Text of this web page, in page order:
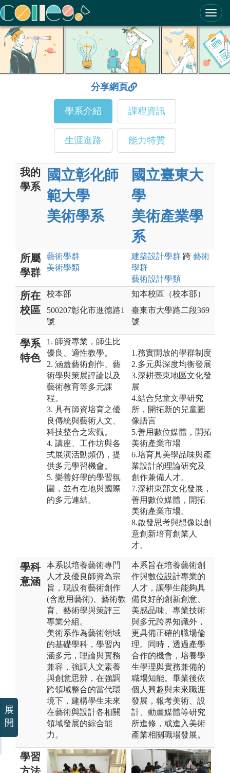
ColleGo! 大學選才與高中育才輔助系統
分享網頁
學系介紹 課程資訊
生涯進路 能力特質
我的
學系
國立彰化師
範大學
美術學系
國立臺東大
學
美術產業學
系
所屬
學群
藝術學群
美術學類
建築設計學群 跨 藝術
學群
藝術設計學類
所在
校區
校本部
500207彰化市進德路1
號
知本校區（校本部）
臺東市大學路二段369
號
學系
特色
1. 師資專業，師生比
優良、適性教學。
2. 涵蓋藝術創作、藝
術學與策展評論以及
藝術教育等多元課
程。
3. 具有師資培育之優
良傳統與藝術人文、
科技整合之宏觀。
4. 講座、工作坊與各
式展演活動頻仍，提
供多元學習機會。
5. 樂善好學的學習氛
圍，並有在地與國際
的多元連結。
1.務實開放的學群制度
2.多元與深度均衡發展
3.深耕臺東地區文化發
展
4.結合兒童文學研究
所，開拓新的兒童圖
像語言
5.善用數位媒體，開拓
美術產業市場
6.培育具美學品味與產
業設計的理論研究及
創作兼備人才。
7.深耕東部文化發展，
善用數位媒體，開拓
美術產業市場。
8.啟發思考與想像以創
意創新培育創業人
才。
學科
意涵
本系以培養藝術專門
人才及優良師資為宗
旨，現設有藝術創作
(含應用藝術)、藝術教
育、藝術學與策評三
專業分組。
美術系作為藝術領域
的基礎學科，學習內
涵多元，理論與實務
兼容，強調人文素養
與創意思辨，在強調
跨領域整合的當代環
境下，建構學生未來
在藝術與設計各相關
領域發展的綜合能
力。
本系旨在培養藝術創
作與數位設計專業的
人才，讓學生能夠具
備良好的創新創意、
美感品味、專業技術
與多元跨界知識外，
更具備正確的職場倫
理。同時，透過產學
合作的機會，培養學
生學理與實務兼備的
職場知能。畢業後依
個人興趣與未來職涯
發展，報考美術、設
計、動畫媒體等研究
所進修，或進入美術
產業相關職場發展。
學習
展
開